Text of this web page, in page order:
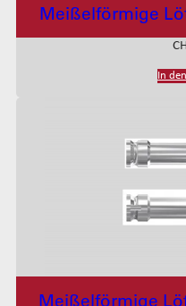
Meißelförmige
In
Meißelförmige